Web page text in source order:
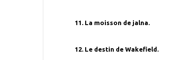
11. La moisson de jalna.
12. Le destin de Wakefield.